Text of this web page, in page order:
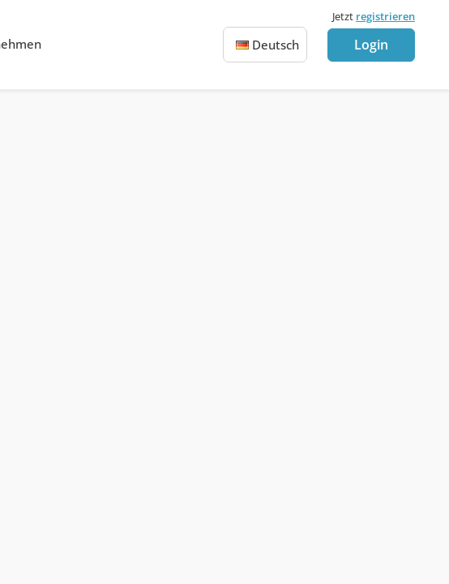
Deutsch
Jetzt registrieren
Login